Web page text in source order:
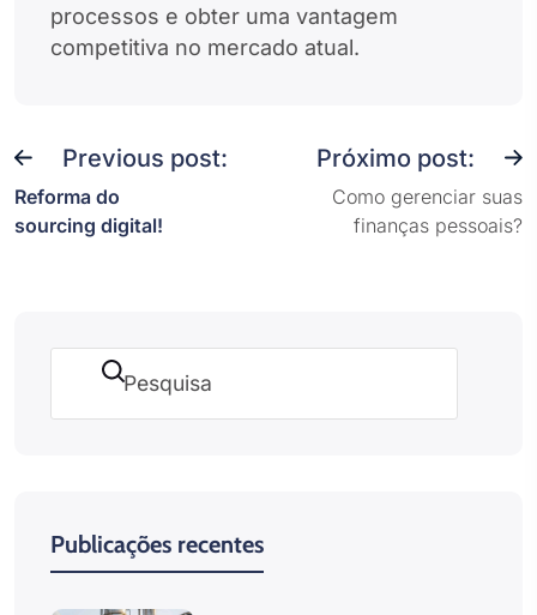
processos e obter uma vantagem
competitiva no mercado atual.
Previous post:
Reforma do
sourcing digital!
Próximo post:
Como gerenciar suas
finanças pessoais?
Pesquisar
Publicações recentes